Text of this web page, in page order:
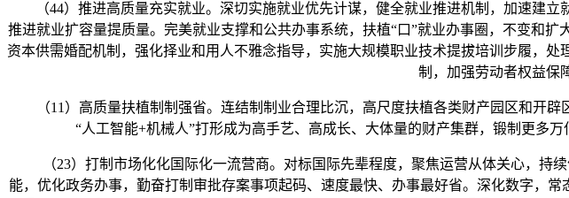
（44）推进高质量充实就业。深切实施就业优先计谋，健全就业推进机制，加速建立
推进就业扩容量提质量。完美就业支撑和公共办事系统，扶植“口”就业办事圈，不变和
资本供需婚配机制，强化择业和用人不雅念指导，实施大规模职业技术提拔培训步履，
制，加强劳动者权益保
（11）高质量扶植制制强省。连结制制业合理比沉，高尺度扶植各类财产园区和开辟
“人工智能+机械人”打形成为高手艺、高成长、大体量的财产集群，锻制更多
（23）打制市场化化国际化一流营商。对标国际先辈程度，聚焦运营从体关心，持
能，优化政务办事，勤奋打制审批存案事项起码、速度最快、办事最好省。深化数字，